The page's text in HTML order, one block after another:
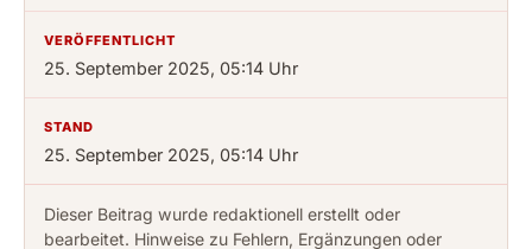
VERÖFFENTLICHT
25. September 2025, 05:14 Uhr
STAND
25. September 2025, 05:14 Uhr
Dieser Beitrag wurde redaktionell erstellt oder
bearbeitet. Hinweise zu Fehlern, Ergänzungen oder